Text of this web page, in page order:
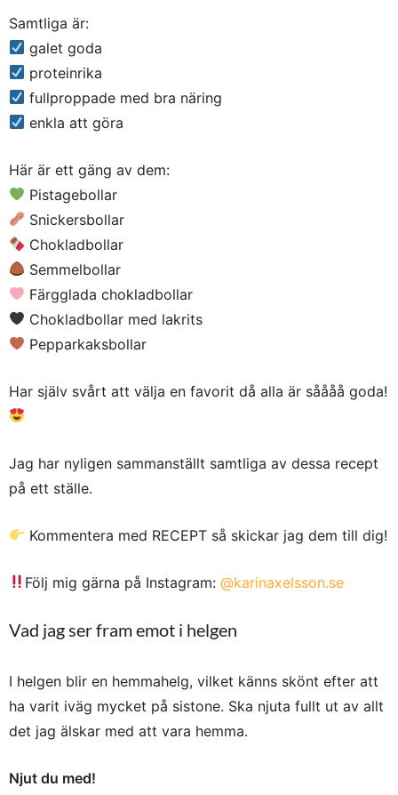
Samtliga är:
galet goda
proteinrika
fullproppade med bra näring
enkla att göra
Här är ett gäng av dem:
Pistagebollar
Snickersbollar
Chokladbollar
Semmelbollar
Färgglada chokladbollar
Chokladbollar med lakrits
Pepparkaksbollar
Har själv svårt att välja en favorit då alla är såååå goda!
Jag har nyligen sammanställt samtliga av dessa recept
på ett ställe.
Kommentera med RECEPT så skickar jag dem till dig!
Följ mig gärna på Instagram:@karinaxelsson.se
Vad jag ser fram emot i helgen
I helgen blir en hemmahelg, vilket känns skönt efter att
ha varit iväg mycket på sistone. Ska njuta fullt ut av allt
det jag älskar med att vara hemma.
Njut du med!